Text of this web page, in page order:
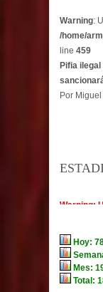
Warning:
/home/
line 459
Pifia
Por Miguel